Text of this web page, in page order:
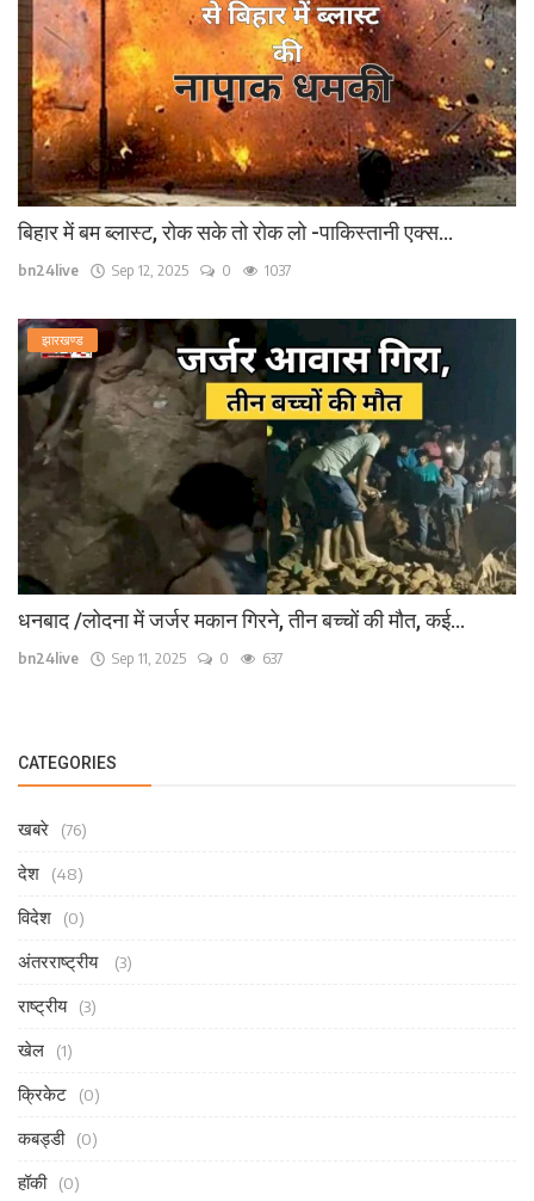
बिहार में बम ब्लास्ट, रोक सके तो रोक लो -पाकिस्तानी एक्स...
bn24live Sep 12, 2025 0 1037
झारखण्ड
धनबाद /लोदना में जर्जर मकान गिरने, तीन बच्चों की मौत, कई...
bn24live Sep 11, 2025 0 637
CATEGORIES
खबरे (76)
देश (48)
विदेश (0)
अंतरराष्ट्रीय (3)
राष्ट्रीय (3)
खेल (1)
क्रिकेट (0)
कबड्डी (0)
हॉकी (0)